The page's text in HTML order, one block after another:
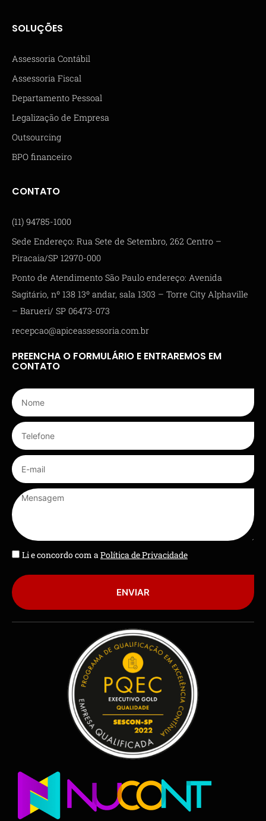
SOLUÇÕES
Assessoria Contábil
Assessoria Fiscal
Departamento Pessoal
Legalização de Empresa
Outsourcing
BPO financeiro
CONTATO
(11) 94785-1000
Sede Endereço: Rua Sete de Setembro, 262 Centro –
Piracaia/SP 12970-000
Ponto de Atendimento São Paulo endereço: Avenida
Sagitário, nº 138 13º andar, sala 1303 – Torre City Alphaville
– Barueri/ SP 06473-073
recepcao@apiceassessoria.com.br
PREENCHA O FORMULÁRIO E ENTRAREMOS EM
CONTATO
Li e concordo com aPolítica de Privacidade
ENVIAR